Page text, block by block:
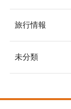
旅行情報
未分類